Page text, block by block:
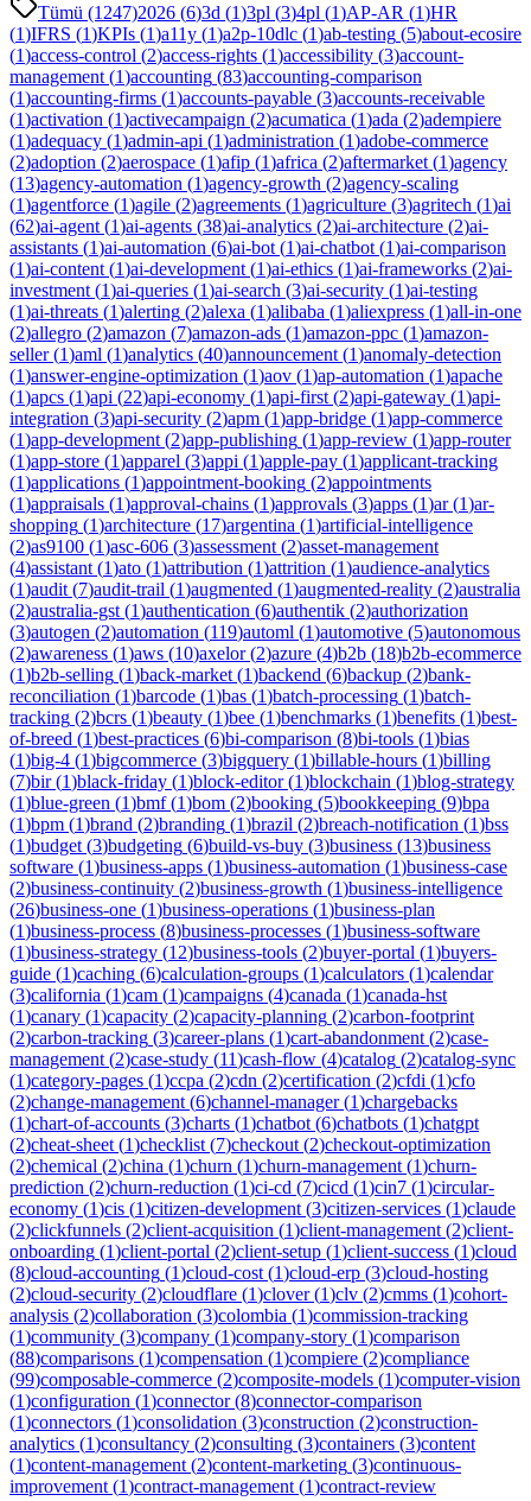
Tümü (1247)2026 (6)3d (1)3pl (3)4pl (1)AP-AR (1)HR
(1)IFRS (1)KPIs (1)a11y (1)a2p-10dlc (1)ab-testing (5)about-ecosire
(1)access-control (2)access-rights (1)accessibility (3)account-
management (1)accounting (83)accounting-comparison
(1)accounting-firms (1)accounts-payable (3)accounts-receivable
(1)activation (1)activecampaign (2)acumatica (1)ada (2)adempiere
(1)adequacy (1)admin-api (1)administration (1)adobe-commerce
(2)adoption (2)aerospace (1)afip (1)africa (2)aftermarket (1)agency
(13)agency-automation (1)agency-growth (2)agency-scaling
(1)agentforce (1)agile (2)agreements (1)agriculture (3)agritech (1)ai
(62)ai-agent (1)ai-agents (38)ai-analytics (2)ai-architecture (2)ai-
assistants (1)ai-automation (6)ai-bot (1)ai-chatbot (1)ai-comparison
(1)ai-content (1)ai-development (1)ai-ethics (1)ai-frameworks (2)ai-
investment (1)ai-queries (1)ai-search (3)ai-security (1)ai-testing
(1)ai-threats (1)alerting (2)alexa (1)alibaba (1)aliexpress (1)all-in-one
(2)allegro (2)amazon (7)amazon-ads (1)amazon-ppc (1)amazon-
seller(1)aml (1)analytics (40)announcement (1)anomaly-detection
(1)answer-engine-optimization (1)aov (1)ap-automation (1)apache
(1)apcs (1)api (22)api-economy (1)api-first (2)api-gateway (1)api-
integration (3)api-security (2)apm (1)app-bridge (1)app-commerce
(1)app-development (2)app-publishing (1)app-review (1)app-router
(1)app-store (1)apparel (3)appi (1)apple-pay (1)applicant-tracking
(1)applications (1)appointment-booking (2)appointments
(1)appraisals (1)approval-chains (1)approvals (3)apps (1)ar(1)ar-
shopping (1)architecture (17)argentina (1)artificial-intelligence
(2)as9100 (1)asc-606 (3)assessment (2)asset-management
(4)assistant (1)ato (1)attribution (1)attrition (1)audience-analytics
(1)audit (7)audit-trail (1)augmented (1)augmented-reality (2)australia
(2)australia-gst (1)authentication (6)authentik (2)authorization
(3)autogen (2)automation (119)automl (1)automotive (5)autonomous
(2)awareness (1)aws (10)axelor(2)azure (4)b2b (18)b2b-ecommerce
(1)b2b-selling (1)back-market (1)backend (6)backup (2)bank-
reconciliation (1)barcode (1)bas (1)batch-processing (1)batch-
tracking (2)bcrs (1)beauty (1)bee (1)benchmarks (1)benefits (1)best-
of-breed (1)best-practices (6)bi-comparison (8)bi-tools (1)bias
(1)big-4 (1)bigcommerce (3)bigquery (1)billable-hours (1)billing
(7)bir(1)black-friday (1)block-editor(1)blockchain (1)blog-strategy
(1)blue-green (1)bmf(1)bom (2)booking (5)bookkeeping (9)bpa
(1)bpm (1)brand (2)branding (1)brazil (2)breach-notification (1)bss
(1)budget (3)budgeting (6)build-vs-buy (3)business (13)business
software (1)business-apps (1)business-automation (1)business-case
(2)business-continuity (2)business-growth (1)business-intelligence
(26)business-one (1)business-operations (1)business-plan
(1)business-process (8)business-processes (1)business-software
(1)business-strategy (12)business-tools (2)buyer-portal (1)buyers-
guide (1)caching (6)calculation-groups (1)calculators (1)calendar
(3)california (1)cam (1)campaigns (4)canada (1)canada-hst
(1)canary (1)capacity (2)capacity-planning (2)carbon-footprint
(2)carbon-tracking (3)career-plans (1)cart-abandonment (2)case-
management (2)case-study (11)cash-flow (4)catalog (2)catalog-sync
(1)category-pages (1)ccpa (2)cdn (2)certification (2)cfdi (1)cfo
(2)change-management (6)channel-manager(1)chargebacks
(1)chart-of-accounts (3)charts (1)chatbot (6)chatbots (1)chatgpt
(2)cheat-sheet (1)checklist (7)checkout (2)checkout-optimization
(2)chemical (2)china (1)churn (1)churn-management (1)churn-
prediction (2)churn-reduction (1)ci-cd (7)cicd (1)cin7 (1)circular-
economy (1)cis (1)citizen-development (3)citizen-services (1)claude
(2)clickfunnels (2)client-acquisition (1)client-management (2)client-
onboarding (1)client-portal (2)client-setup (1)client-success (1)cloud
(8)cloud-accounting (1)cloud-cost (1)cloud-erp (3)cloud-hosting
(2)cloud-security (2)cloudflare (1)clover(1)clv (2)cmms (1)cohort-
analysis (2)collaboration (3)colombia (1)commission-tracking
(1)community (3)company (1)company-story (1)comparison
(88)comparisons (1)compensation (1)compiere (2)compliance
(99)composable-commerce (2)composite-models (1)computer-vision
(1)configuration (1)connector(8)connector-comparison
(1)connectors (1)consolidation (3)construction (2)construction-
analytics (1)consultancy (2)consulting (3)containers (3)content
(1)content-management (2)content-marketing (3)continuous-
improvement (1)contract-management (1)contract-review